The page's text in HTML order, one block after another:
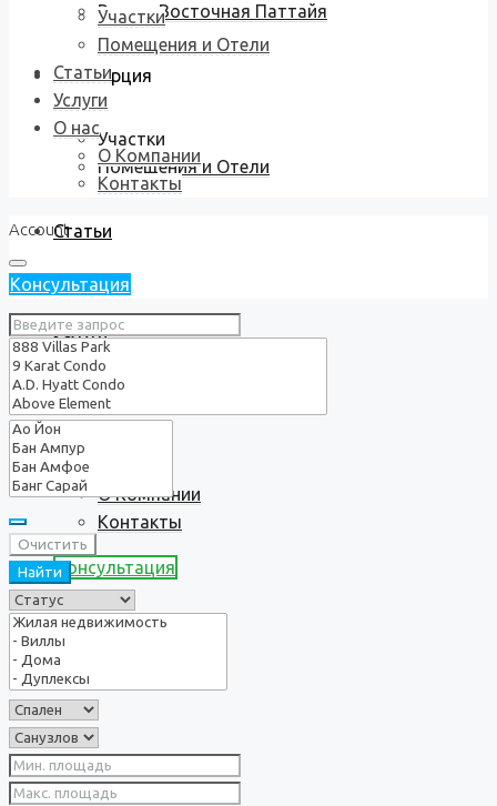
Виллы Восточная Паттайя
Коммерция
Участки
Помещения и Отели
Статьи
Услуги
О нас
О Компании
Контакты
Консультация
Участки
Помещения и Отели
Статьи
Услуги
О нас
О Компании
Контакты
Account
Консультация
Очистить
Найти